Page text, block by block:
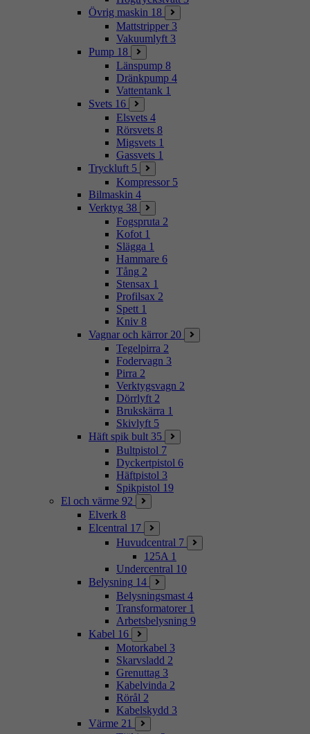
Övrig maskin 18
Mattstripper 3
Vakuumlyft 3
Pump 18
Länspump 8
Dränkpump 4
Vattentank 1
Svets 16
Elsvets 4
Rörsvets 8
Migsvets 1
Gassvets 1
Tryckluft 5
Kompressor 5
Bilmaskin 4
Verktyg 38
Fogspruta 2
Kofot 1
Slägga 1
Hammare 6
Tång 2
Stensax 1
Profilsax 2
Spett 1
Kniv 8
Vagnar och kärror 20
Tegelpirra 2
Fodervagn 3
Pirra 2
Verktygsvagn 2
Dörrlyft 2
Brukskärra 1
Skivlyft 5
Häft spik bult 35
Bultpistol 7
Dyckertpistol 6
Häftpistol 3
Spikpistol 19
El och värme 92
Elverk 8
Elcentral 17
Huvudcentral 7
125A 1
Undercentral 10
Belysning 14
Belysningsmast 4
Transformatorer 1
Arbetsbelysning 9
Kabel 16
Motorkabel 3
Skarvsladd 2
Grenuttag 3
Kabelvinda 2
Rörål 2
Kabelskydd 3
Värme 21